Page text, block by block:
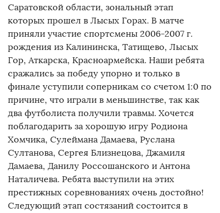
Саратовской области, зональный этап
которых прошел в Лысых Горах. В матче
приняли участие спортсмены 2006-2007 г.
рождения из Калининска, Татищево, Лысых
Гор, Аткарска, Красноармейска. Наши ребята
сражались за победу упорно и только в
финале уступили соперникам со счетом 1:0 по
причине, что играли в меньшинстве, так как
два футболиста получили травмы. Хочется
поблагодарить за хорошую игру Родиона
Хомчика, Сулеймана Дамаева, Руслана
Султанова, Сергея Близнецова, Джамиля
Дамаева, Данилу Россошанского и Антона
Наталичева. Ребята выступили на этих
престижных соревнованиях очень достойно!
Следующий этап состязаний состоится в